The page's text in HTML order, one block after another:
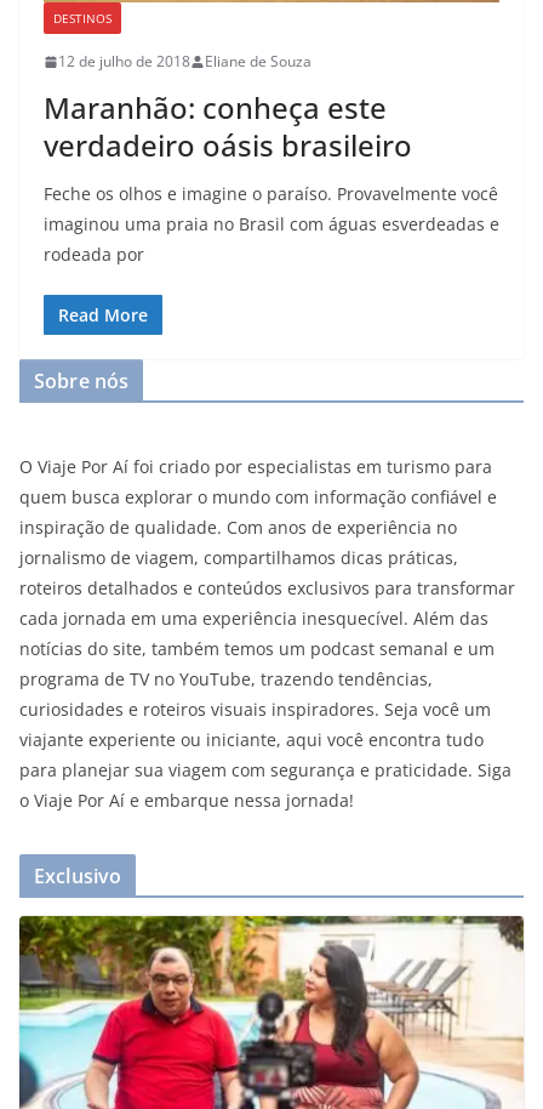
DESTINOS
12 de julho de 2018 Eliane de Souza
Maranhão: conheça este
verdadeiro oásis brasileiro
Feche os olhos e imagine o paraíso. Provavelmente você
imaginou uma praia no Brasil com águas esverdeadas e
rodeada por
Read More
Sobre nós
O Viaje Por Aí foi criado por especialistas em turismo para
quem busca explorar o mundo com informação confiável e
inspiração de qualidade. Com anos de experiência no
jornalismo de viagem, compartilhamos dicas práticas,
roteiros detalhados e conteúdos exclusivos para transformar
cada jornada em uma experiência inesquecível. Além das
notícias do site, também temos um podcast semanal e um
programa de TV no YouTube, trazendo tendências,
curiosidades e roteiros visuais inspiradores. Seja você um
viajante experiente ou iniciante, aqui você encontra tudo
para planejar sua viagem com segurança e praticidade. Siga
o Viaje Por Aí e embarque nessa jornada!
Exclusivo